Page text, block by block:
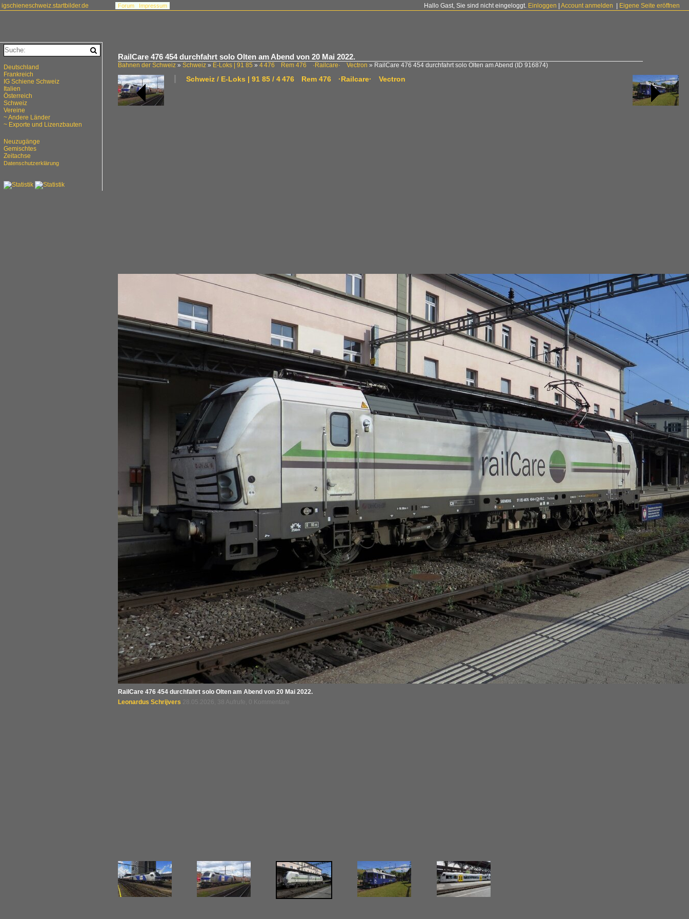
igschieneschweiz.startbilder.de Hallo Gast, Sie sind nicht eingeloggt. Einloggen Account anmelden Eigene Seite eröffnen
Forum Impressum
RailCare 476 454 durchfahrt solo Olten am Abend von 20 Mai 2022.
Bahnen der Schweiz » Schweiz » E-Loks | 91 85 » 4 476 Rem 476 ·Railcare· Vectron » RailCare 476 454 durchfahrt solo Olten am Abend (ID 916874)
Schweiz / E-Loks | 91 85 / 4 476 Rem 476 ·Railcare· Vectron
RailCare 476 454 durchfahrt solo Olten am Abend von 20 Mai 2022.
Leonardus Schrijvers 28.05.2026, 38 Aufrufe, 0 Kommentare
Deutschland
Frankreich
IG Schiene Schweiz
Italien
Österreich
Schweiz
Vereine
~ Andere Länder
~ Exporte und Lizenzbauten
Neuzugänge
Gemischtes
Zeitachse
Datenschutzerklärung